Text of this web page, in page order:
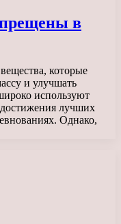
в
которые
и улучшать
используют
лучших
Однако,